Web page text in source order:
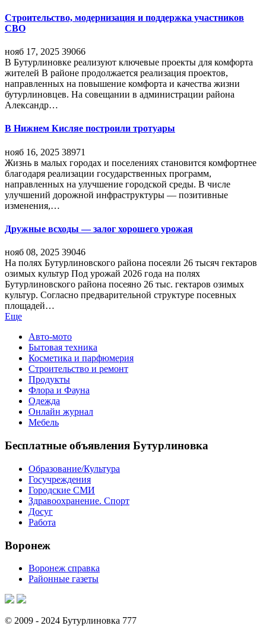
Строительство, модернизация и поддержка участников
СВО
нояб 17, 2025 39066
В Бутурлиновке реализуют ключевые проекты для комфорта
жителей В районе продолжается реализация проектов,
направленных на повышение комфорта и качества жизни
бутурлиновцев. На совещании в администрации района
Александр…
В Нижнем Кисляе построили тротуары
нояб 16, 2025 38971
Жизнь в малых городах и поселениях становится комфортнее
благодаря реализации государственных программ,
направленных на улучшение городской среды. В числе
улучшений дорожной инфраструктуры — позитивные
изменения,…
Дружные всходы — залог хорошего урожая
нояб 08, 2025 39046
На полях Бутурлиновского района посеяли 26 тысяч гектаров
озимых культур Под урожай 2026 года на полях
Бутурлиновского района посеяно 26 тыс. гектаров озимых
культур. Согласно предварительной структуре посевных
площадей…
Еще
Авто-мото
Бытовая техника
Косметика и парфюмерия
Строительство и ремонт
Продукты
Флора и Фауна
Одежда
Онлайн журнал
Мебель
Бесплатные объявления Бутурлиновка
Образование/Культура
Госучреждения
Городские СМИ
Здравоохранение. Спорт
Досуг
Работа
Воронеж
Воронеж справка
Районные газеты
© 2009 - 2024 Бутурлиновка 777